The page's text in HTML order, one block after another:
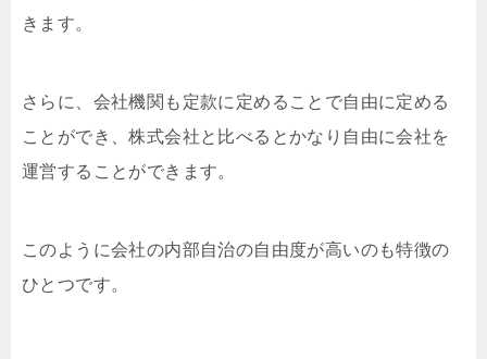
きます。
さらに、会社機関も定款に定めることで自由に定める
ことができ、株式会社と比べるとかなり自由に会社を
運営することができます。
このように会社の内部自治の自由度が高いのも特徴の
ひとつです。